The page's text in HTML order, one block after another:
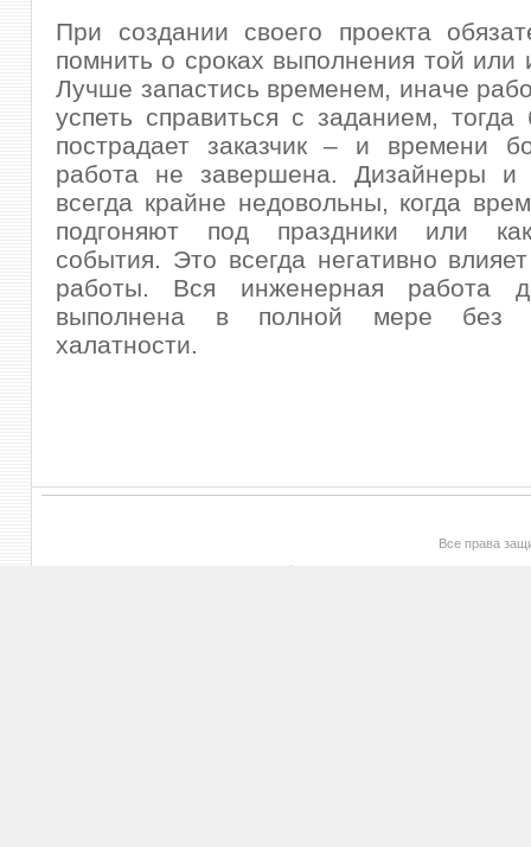
При создании своего проекта
помнить о сроках выполнения той или
Лучше запастись временем, иначе
успеть справиться с заданием,
пострадает заказчик – и времени
работа не завершена. Дизайнеры и
всегда крайне недовольны, когда
подгоняют под праздники или
события. Это всегда негативно
работы. Вся инженерная работа
выполнена в полной мере без
халатности.
Все права